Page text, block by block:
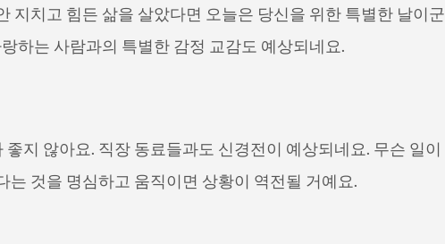
지치고 힘든 삶을 살았다면 오늘은 당신을 위한 특별한 날이군
하는 사람과의 특별한 감정 교감도 예상되네요.
지 않아요. 직장 동료들과도 신경전이 예상되네요. 무슨 일이
는 것을 명심하고 움직이면 상황이 역전될 거예요.